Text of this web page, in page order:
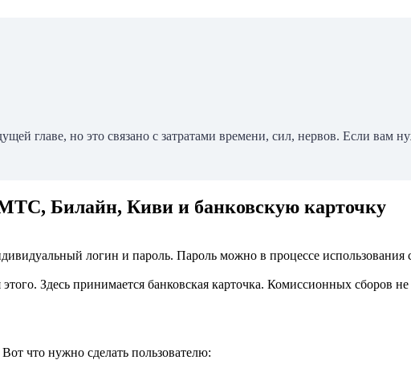
главе, но это связано с затратами времени, сил, нервов. Если вам
Билайн, Киви и банковскую карточку
логин и пароль. Пароль можно в процессе
Здесь принимается банковская карточка. Комиссионных сборов не
что нужно сделать пользователю: